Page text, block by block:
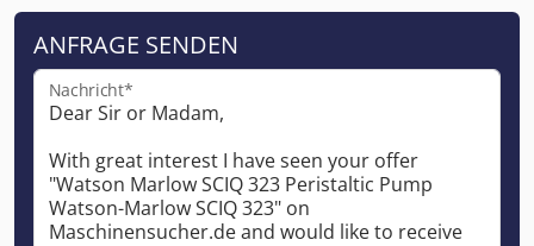
ANFRAGE SENDEN
Nachricht*